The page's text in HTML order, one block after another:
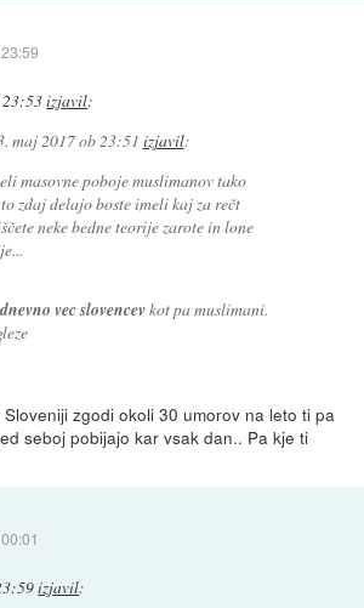
23:53izjavil:
maj 2017 ob 23:51 izjavil:
masovne poboje muslimanov tako
zdaj delajo boste imeli kaj za rečt
neke bedne teorije zarote in lone
vec slovencevkot pa muslimani.
zgodi okoli 30 umorov na leto ti pa
seboj pobijajo kar vsak dan.. Pa kje ti
izjavil: